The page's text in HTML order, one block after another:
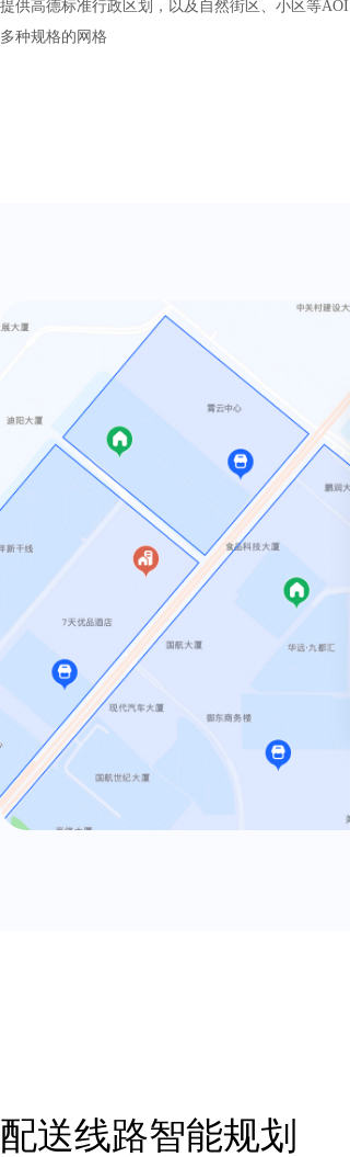
提供高德标准行政区划，以及自然街区、小区等AOI
多种规格的网格
配送线路智能规划